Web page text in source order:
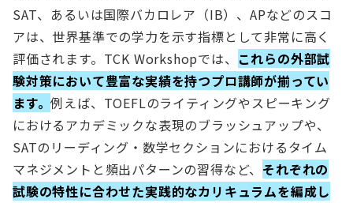
SAT、あるいは国際バカロレア（IB）、APなどのスコ
アは、世界基準での学力を示す指標として非常に高く
評価されます。TCK Workshopでは、 これらの外部試
験対策において豊富な実績を持つプロ講師が揃ってい
ます。例えば、TOEFLのライティングやスピーキング
におけるアカデミックな表現のブラッシュアップや、
SATのリーディング・数学セクションにおけるタイム
マネジメントと頻出パターンの習得など、 それぞれの
試験の特性に合わせた実践的なカリキュラムを編成し